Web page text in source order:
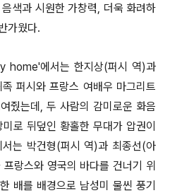
색과 시원한 가창력, 더욱 화려하
가웠다.
home'에서는 한지상(퍼시 역)과
퍼시와 프랑스 여배우 마그리트
줬는데, 두 사람의 감미로운 화음
로 뒤덮인 황홀한 무대가 압권이
는 박건형(퍼시 역)과 최종선(아
랑스와 영국의 바다를 건너기 위
배를 배경으로 남성미 물씬 풍기